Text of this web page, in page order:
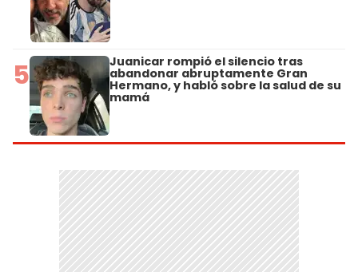
5 Juanicar rompió el silencio tras
abandonar abruptamente Gran
Hermano, y habló sobre la salud de su
mamá